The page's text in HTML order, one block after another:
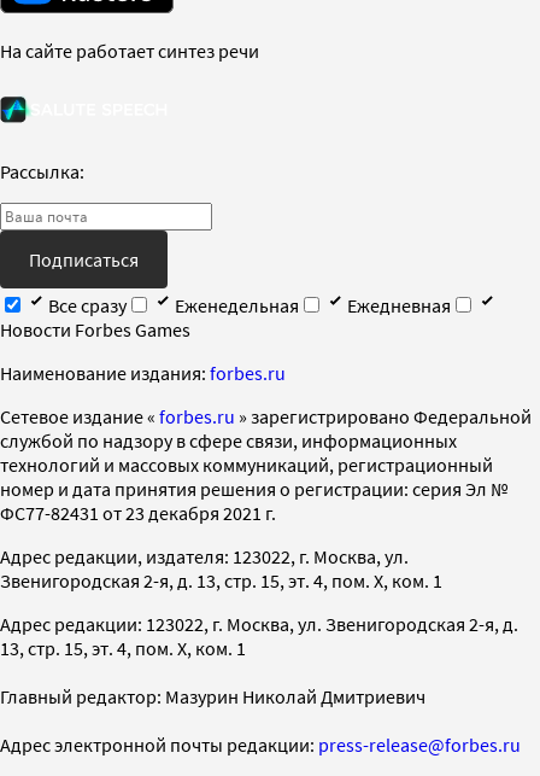
На сайте работает синтез речи
Рассылка:
Подписаться
Все сразу
Еженедельная
Ежедневная
Новости Forbes Games
Наименование издания: forbes.ru
Cетевое издание « forbes.ru » зарегистрировано Федеральной
службой по надзору в сфере связи, информационных
технологий и массовых коммуникаций, регистрационный
номер и дата принятия решения о регистрации: серия Эл №
ФС77-82431 от 23 декабря 2021 г.
Адрес редакции, издателя: 123022, г. Москва, ул.
Звенигородская 2-я, д. 13, стр. 15, эт. 4, пом. X, ком. 1
Адрес редакции: 123022, г. Москва, ул. Звенигородская 2-я, д.
13, стр. 15, эт. 4, пом. X, ком. 1
Главный редактор: Мазурин Николай Дмитриевич
Адрес электронной почты редакции: press-release@forbes.ru